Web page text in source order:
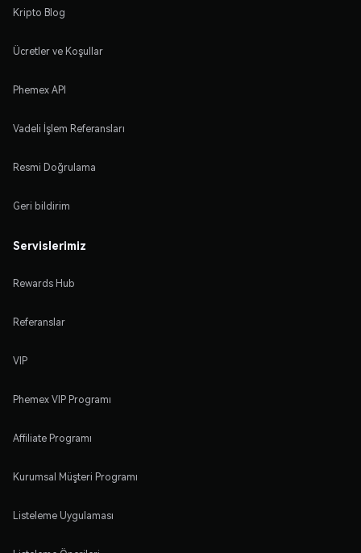
Kripto Blog
Ücretler ve Koşullar
Phemex API
Vadeli İşlem Referansları
Resmi Doğrulama
Geri bildirim
Servislerimiz
Rewards Hub
Referanslar
VIP
Phemex VIP Programı
Affiliate Programı
Kurumsal Müşteri Programı
Listeleme Uygulaması